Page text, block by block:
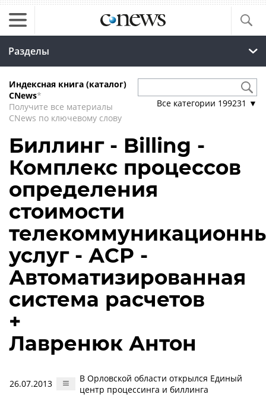
Разделы
Индексная книга (каталог)
CNews*
Получите все материалы
CNews по ключевому слову
Все категории 199231 ▼
Биллинг - Billing -
Комплекс процессов
определения
стоимости
услуг - АСР -
Автоматизированная
система расчетов
+
Лавренюк Антон
26.07.2013
В Орловской области открылся Единый
центр процессинга и биллинга